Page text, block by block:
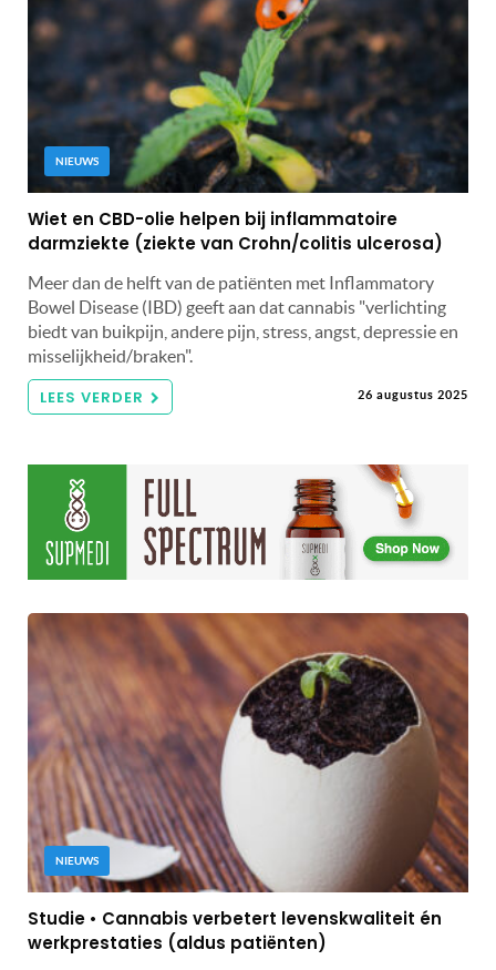
NIEUWS
Wiet en CBD-olie helpen bij inflammatoire
darmziekte (ziekte van Crohn/colitis ulcerosa)
Meer dan de helft van de patiënten met Inflammatory
Bowel Disease (IBD) geeft aan dat cannabis "verlichting
biedt van buikpijn, andere pijn, stress, angst, depressie en
misselijkheid/braken".
LEES VERDER 26 augustus 2025
NIEUWS
Studie • Cannabis verbetert levenskwaliteit én
werkprestaties (aldus patiënten)